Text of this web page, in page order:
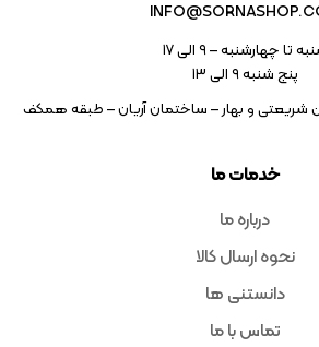
خدمات ما
درباره ما
نحوه ارسال کالا
دانستنی ها
تماس با ما
تا چهارشنبه – ۹ الی 17
پنج شنبه ۹ الی 13
شریعتی و بهار – ساختمان آریان – طبقه همکف